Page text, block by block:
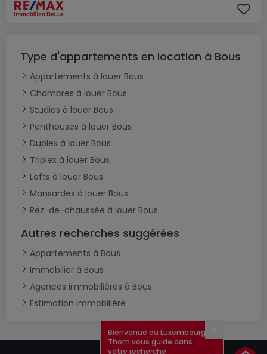
Type d'appartements en location à Bous
Appartements à louer Bous
Chambres à louer Bous
Studios à louer Bous
Penthouses à louer Bous
Duplex à louer Bous
Triplex à louer Bous
Lofts à louer Bous
Mansardes à louer Bous
Rez-de-chaussée à louer Bous
Autres recherches suggérées
Appartements à Bous
Immobilier à Bous
Agences immobilières à Bous
Estimation immobilière
Bienvenue au Luxembourg !
Thom vous guide dans
votre recherche